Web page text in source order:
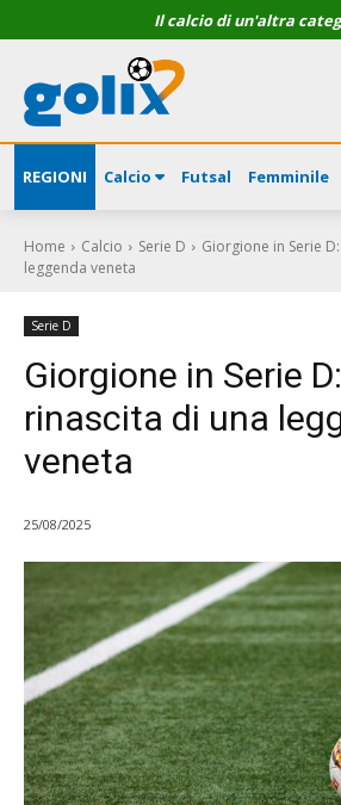
Il calcio di un'altra
REGIONI Calcio Futsal Femminile
Home Calcio Serie D
Giorgione in Serie
leggenda veneta
Serie D
Giorgione in Serie
rinascita di una
veneta
25/08/2025